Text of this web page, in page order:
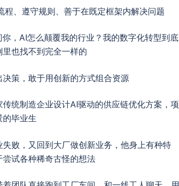
、遵守规则、善于在既定框架内解决问题
，AI怎么颠覆我的行业？我的数字化转型到底
也找不到完全一样的
策，敢于用创新的方式组合资源
统制造企业设计AI驱动的供应链优化方案，项
毕业生
败，又回到大厂做创新业务，他身上有种特
试各种稀奇古怪的想法